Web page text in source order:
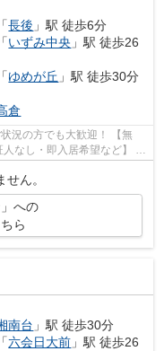
「長後 」駅 徒歩6分
「いずみ中央 」駅 徒歩26
「ゆめが丘 」駅 徒歩30分
倉
況の方でも大歓迎！ 【無
なし・即入居希望など】 ネ
ん。
への
ら
南台 」駅 徒歩30分
「六会日大前 」駅 徒歩26